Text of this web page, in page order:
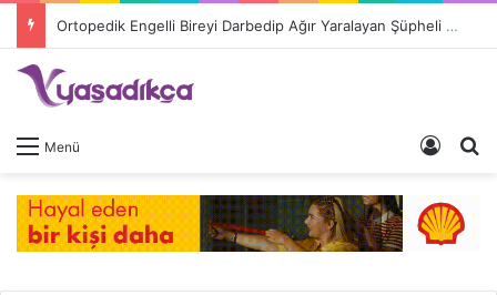
Engelliler İçin Hayat Pahalı, Destek Yetersiz: Cihaz Fiyatları 9 Kat Arttı, Devlet Katkısı Eriyor
Menü Giriş